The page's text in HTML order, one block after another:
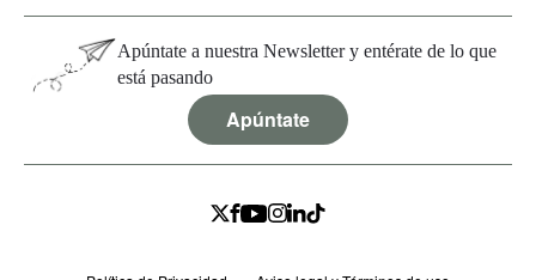
Apúntate a nuestra Newsletter y entérate de lo que
está pasando
Apúntate